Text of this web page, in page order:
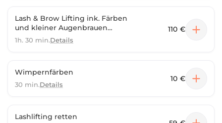
Lash & Brow Lifting ink. Färben
und kleiner Augenbrauen
Korrektur
1h. 30 min.Details
110 €
Wimpernfärben
30 min.Details
10 €
Lashlifting retten